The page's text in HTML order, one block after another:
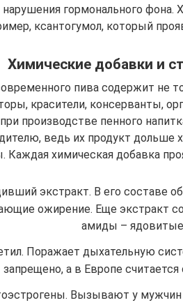
гормонального фона.
ксантогумол, который
Химические добавки и
пива содержит не
красители, консерванты,
производстве пенного
ведь их продукт дольше
Каждая химическая добавка
экстракт. В его составе
ожирение. Еще экстракт
амиды –
Поражает дыхательную
запрещено, а в Европе
Вызывают у мужчин